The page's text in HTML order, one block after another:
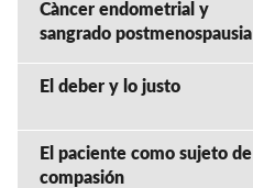
Càncer endometrial y
sangrado postmenospausia
El deber y lo justo
El paciente como sujeto de
compasión